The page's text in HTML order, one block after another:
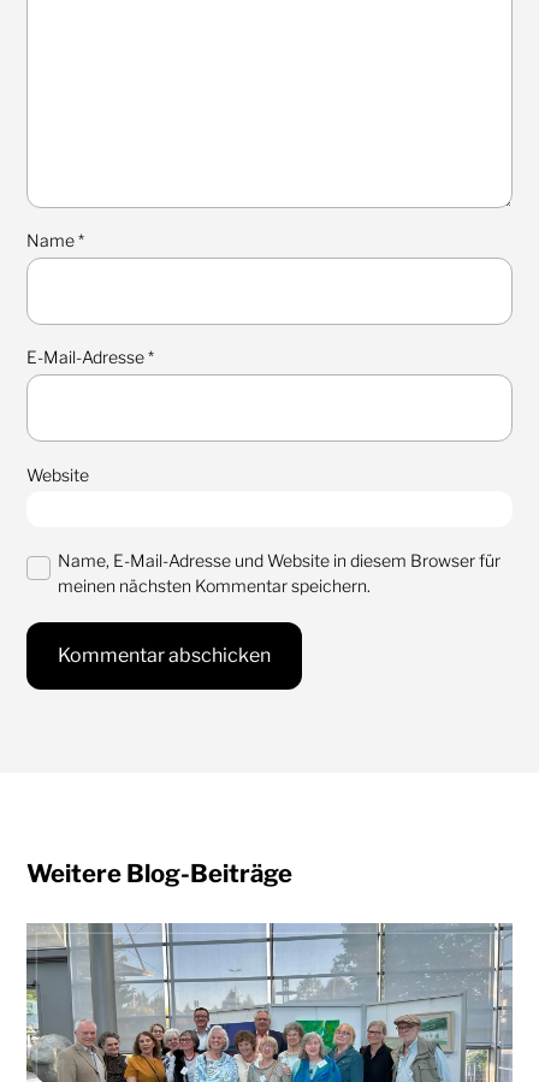
Name*
E-Mail-Adresse*
Website
Name, E-Mail-Adresse und Website in diesem Browser für
meinen nächsten Kommentar speichern.
Weitere Blog-Beiträge